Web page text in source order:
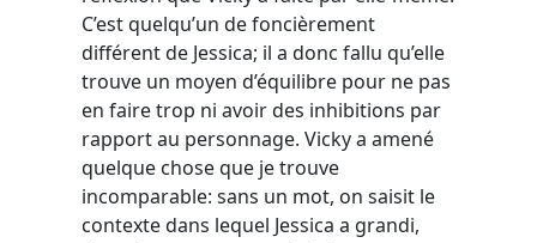
C’est quelqu’un de foncièrement
différent de Jessica; il a donc fallu qu’elle
trouve un moyen d’équilibre pour ne pas
en faire trop ni avoir des inhibitions par
rapport au personnage. Vicky a amené
quelque chose que je trouve
incomparable: sans un mot, on saisit le
contexte dans lequel Jessica a grandi,